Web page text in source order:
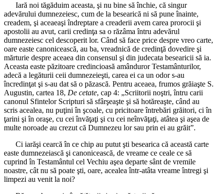
Iară noi tăgăduim aceasta, şi nu bine să închie, că singur
adevărului dumnezeiesc, cum de la besearică ni să pune înainte,
creadem, şi aceaeaşi îndreptare a creaderii avem carea prorocii şi
apostolii au avut, carii credinţa sa o răzâma întru adevărul
dumnezeiesc cel descoperit lor. Când să face price despre vreo carte,
oare easte canonicească, au ba, vreadnică de credinţă dovedire şi
mărturie despre aceaea din consensul şi din judecata besearicii să ia.
Aceasta easte păzitoare credincioasă amânduror Testamânturilor,
adecă a legăturii ceii dumnezeieşti, carea ei ca un odor s-au
încredinţat şi s-au dat să o păzască. Pentru aceaea, frumos grăiaşte S.
Augustin, cartea 18, De cetate, cap 4: „Scriitorii noştri, întru carii
canonul Sfintelor Scripturi să sfârşeaşte şi să hotăreaşte, când au
scris acealea, nu puţini în şcoale, cu pricitoare întrebări grăitori, ci în
ţarini şi în oraşe, cu cei învăţaţi şi cu cei neînvăţaţi, atâtea şi aşea de
multe noroade au crezut că Dumnezeu lor sau prin ei au grăit”.
Ci iarăşi cearcă în ce chip au putut şti besearica că această carte
easte dumnezeiască şi canonicească, de vreame ce ceale ce să
cuprind în Testamântul cel Vechiu aşea departe sânt de vremile
noastre, cât nu să poate şti, oare, acealea într-atâta vreame întregi şi
limpezi au venit la noi?